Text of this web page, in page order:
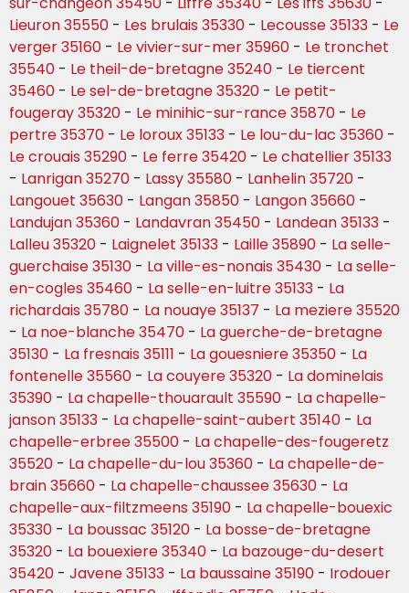
Lieuron 35550 - Les brulais 35330 - Lecousse 35133 - Le
verger 35160 - Le vivier-sur-mer 35960 - Le tronchet
35540 - Le theil-de-bretagne 35240 - Le tiercent
35460 - Le sel-de-bretagne 35320 - Le petit-
fougeray 35320 - Le minihic-sur-rance 35870 - Le
pertre 35370 - Le loroux 35133 - Le lou-du-lac 35360 -
Le crouais 35290 - Le ferre 35420 - Le chatellier 35133
- Lanrigan 35270 - Lassy 35580 - Lanhelin 35720 -
Langouet 35630 - Langan 35850 - Langon 35660 -
Landujan 35360 - Landavran 35450 - Landean 35133 -
Lalleu 35320 - Laignelet 35133 - Laille 35890 - La selle-
guerchaise 35130 - La ville-es-nonais 35430 - La selle-
en-cogles 35460 - La selle-en-luitre 35133 - La
richardais 35780 - La nouaye 35137 - La meziere 35520
- La noe-blanche 35470 - La guerche-de-bretagne
35130 - La fresnais 35111 - La gouesniere 35350 - La
fontenelle 35560 - La couyere 35320 - La dominelais
35390 - La chapelle-thouarault 35590 - La chapelle-
janson 35133 - La chapelle-saint-aubert 35140 - La
chapelle-erbree 35500 - La chapelle-des-fougeretz
35520 - La chapelle-du-lou 35360 - La chapelle-de-
brain 35660 - La chapelle-chaussee 35630 - La
chapelle-aux-filtzmeens 35190 - La chapelle-bouexic
35330 - La boussac 35120 - La bosse-de-bretagne
35320 - La bouexiere 35340 - La bazouge-du-desert
35420 - Javene 35133 - La baussaine 35190 - Irodouer